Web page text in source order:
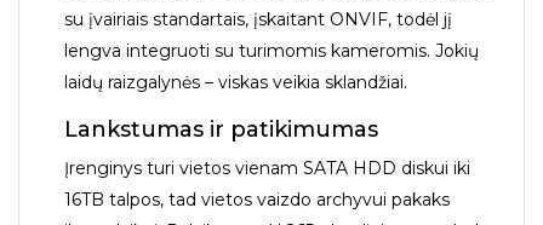
su įvairiais standartais, įskaitant ONVIF, todėl jį
lengva integruoti su turimomis kameromis. Jokių
laidų raizgalynės – viskas veikia sklandžiai.
Lankstumas ir patikimumas
Įrenginys turi vietos vienam SATA HDD diskui iki
16TB talpos, tad vietos vaizdo archyvui pakaks